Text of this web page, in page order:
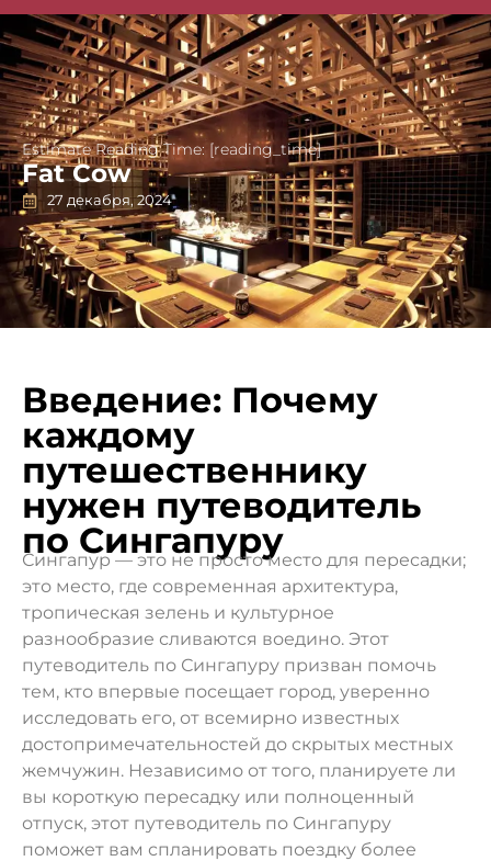
Singapore Guides
Estimate Reading Time: [reading_time]
Fat Cow
27 декабря, 2024
Введение: Почему
каждому
путешественнику
нужен путеводитель
по Сингапуру
Сингапур — это не просто место для пересадки;
это место, где современная архитектура,
тропическая зелень и культурное
разнообразие сливаются воедино. Этот
путеводитель по Сингапуру призван помочь
тем, кто впервые посещает город, уверенно
исследовать его, от всемирно известных
достопримечательностей до скрытых местных
жемчужин. Независимо от того, планируете ли
вы короткую пересадку или полноценный
отпуск, этот путеводитель по Сингапуру
поможет вам спланировать поездку более